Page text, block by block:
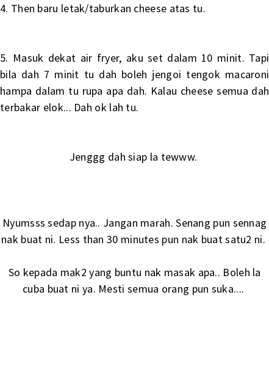
4. Then baru letak/taburkan cheese atas tu.
5. Masuk dekat air fryer, aku set dalam 10 minit. Tapi
bila dah 7 minit tu dah boleh jengoi tengok macaroni
hampa dalam tu rupa apa dah. Kalau cheese semua dah
terbakar elok... Dah ok lah tu.
Jenggg dah siap la tewww.
Nyumsss sedap nya.. Jangan marah. Senang pun sennag
nak buat ni. Less than 30 minutes pun nak buat satu2 ni.
So kepada mak2 yang buntu nak masak apa.. Boleh la
cuba buat ni ya. Mesti semua orang pun suka....